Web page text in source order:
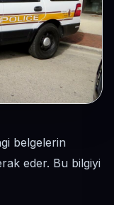
belgelerin
eder. Bu bilgiyi